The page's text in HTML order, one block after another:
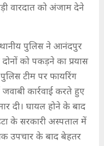
वारदात को अंजाम देने
पुलिस ने आनंदपुर
को पकड़ने का प्रयास
टीम पर फायरिंग
कार्रवाई करते हुए
दी। घायल होने के बाद
के सरकारी अस्पताल में
उपचार के बाद बेहतर